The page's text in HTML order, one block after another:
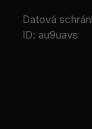
Datová
ID: au9uavs